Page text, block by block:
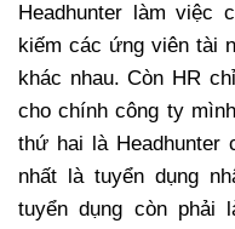
Headhunter làm việc
kiếm các ứng viên tài
khác nhau. Còn HR
cho chính công ty
thứ hai là Headhunter
nhất là tuyển dụng
tuyển dụng còn phải